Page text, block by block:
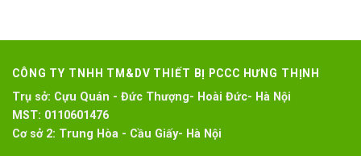
CÔNG TY TNHH TM&DV THIẾT BỊ PCCC HƯNG THỊNH
Trụ sở: Cựu Quán - Đức Thượng- Hoài Đức- Hà Nội
MST: 0110601476
Cơ sở 2: Trung Hòa - Cầu Giấy- Hà Nội